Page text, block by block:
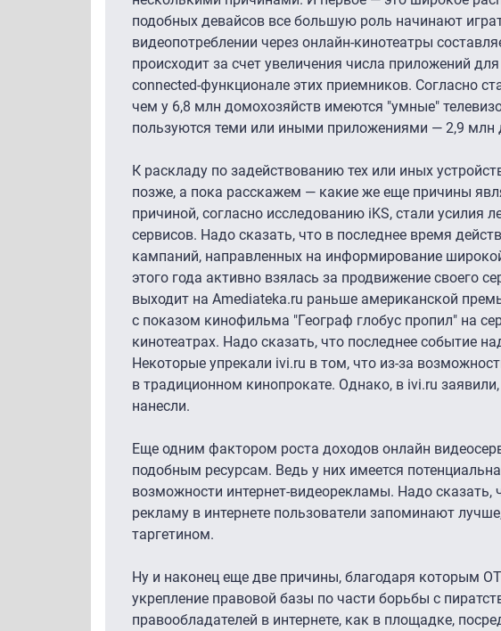
подобных девайсов все большую роль начинают
видеопотреблении через онлайн-кинотеатры
происходит за счет увеличения числа приложений
connected-функционале этих приемников. Согласно
чем у 6,8 млн домохозяйств имеются "умные"
пользуются теми или иными приложениями — 2,9 млн
К раскладу по задействованию тех или иных
позже, а пока расскажем — какие же еще причины
причиной, согласно исследованию iKS, стали усилия
сервисов. Надо сказать, что в последнее время
кампаний, направленных на информирование
этого года активно взялась за продвижение своего
выходит на Amediateka.ru раньше американской
с показом кинофильма "Географ глобус пропил" на
кинотеатрах. Надо сказать, что последнее событие
Некоторые упрекали ivi.ru в том, что из-за
в традиционном кинопрокате. Однако, в ivi.ru
нанесли.
Еще одним фактором роста доходов онлайн
подобным ресурсам. Ведь у них имеется
возможности интернет-видеорекламы. Надо
рекламу в интернете пользователи запоминают
таргетином.
Ну и наконец еще две причины, благодаря которым
укрепление правовой базы по части борьбы с
правообладателей в интернете, как в площадке,